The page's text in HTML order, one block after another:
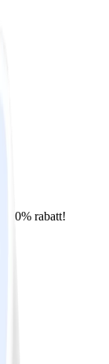
60% rabatt!